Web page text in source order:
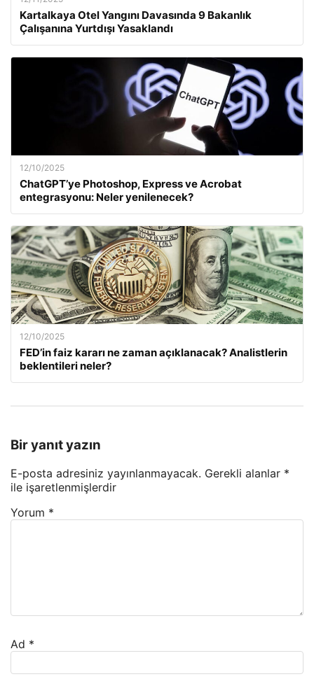
Kartalkaya Otel Yangını Davasında 9 Bakanlık
Çalışanına Yurtdışı Yasaklandı
12/10/2025
ChatGPT’ye Photoshop, Express ve Acrobat
entegrasyonu: Neler yenilenecek?
12/10/2025
FED’in faiz kararı ne zaman açıklanacak? Analistlerin
beklentileri neler?
Bir yanıt yazın
E-posta adresiniz yayınlanmayacak. Gerekli alanlar *
ile işaretlenmişlerdir
Yorum *
Ad *